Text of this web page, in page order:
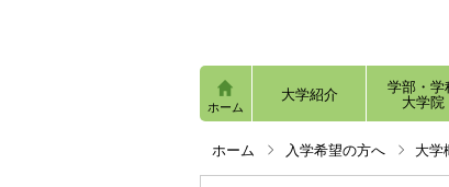
ホーム
大学紹介
学部・学
大学院
ホーム 入学希望の方へ 大学